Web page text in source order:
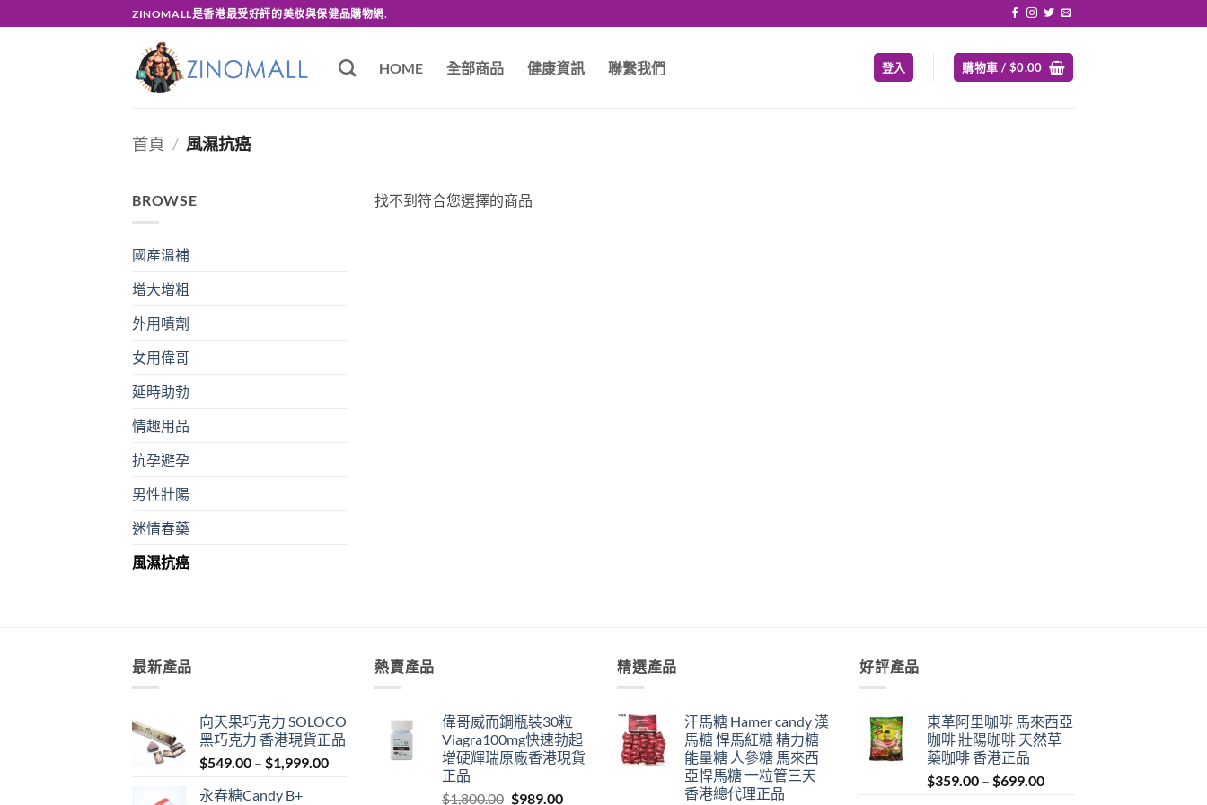
to
ZINOMALL是香港最受好評的美妝與保健品購物網.
HOME 全部商品 健康資訊 聯繫我們 登入 購物車 / $0.00
首頁 / 風濕抗癌
BROWSE
國產溫補
增大增粗
外用噴劑
女用偉哥
延時助勃
情趣用品
抗孕避孕
男性壯陽
迷情春藥
風濕抗癌
找不到符合您選擇的商品
最新產品
向天果巧克力 SOLOCO
黑巧克力 香港現貨正品
$549.00 – $1,999.00Price
永春糖Candy B+
熱賣產品
偉哥威而鋼瓶裝30粒
Viagra100mg快速勃起
增硬輝瑞原廠香港現貨
正品
$1,800.00 Original
$989.00Current
精選產品
汗馬糖 Hamer candy 漢
馬糖 悍馬紅糖 精力糖
能量糖 人參糖 馬來西
亞悍馬糖 一粒管三天
香港總代理正品
好評產品
東革阿里咖啡 馬來西亞
咖啡 壯陽咖啡 天然草
藥咖啡 香港正品
$359.00 – $699.00Price